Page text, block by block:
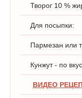
Творог 10 %
Для посыпки:
Пармезан или
Кунжут - по
ВИДЕО